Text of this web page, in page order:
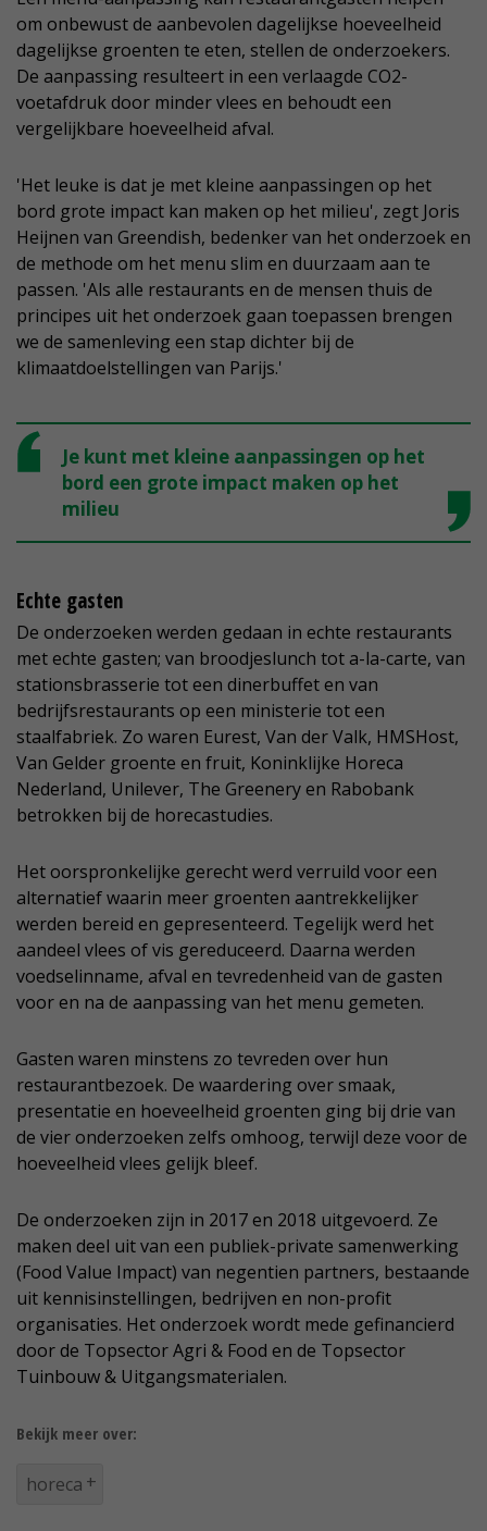
om onbewust de aanbevolen dagelijkse hoeveelheid
dagelijkse groenten te eten, stellen de onderzoekers.
De aanpassing resulteert in een verlaagde CO2-
voetafdruk door minder vlees en behoudt een
vergelijkbare hoeveelheid afval.
'Het leuke is dat je met kleine aanpassingen op het
bord grote impact kan maken op het milieu', zegt Joris
Heijnen van Greendish, bedenker van het onderzoek en
de methode om het menu slim en duurzaam aan te
passen. 'Als alle restaurants en de mensen thuis de
principes uit het onderzoek gaan toepassen brengen
we de samenleving een stap dichter bij de
klimaatdoelstellingen van Parijs.'
Je kunt met kleine aanpassingen op het
bord een grote impact maken op het
milieu
Echte gasten
De onderzoeken werden gedaan in echte restaurants
met echte gasten; van broodjeslunch tot a-la-carte, van
stationsbrasserie tot een dinerbuffet en van
bedrijfsrestaurants op een ministerie tot een
staalfabriek. Zo waren Eurest, Van der Valk, HMSHost,
Van Gelder groente en fruit, Koninklijke Horeca
Nederland, Unilever, The Greenery en Rabobank
betrokken bij de horecastudies.
Het oorspronkelijke gerecht werd verruild voor een
alternatief waarin meer groenten aantrekkelijker
werden bereid en gepresenteerd. Tegelijk werd het
aandeel vlees of vis gereduceerd. Daarna werden
voedselinname, afval en tevredenheid van de gasten
voor en na de aanpassing van het menu gemeten.
Gasten waren minstens zo tevreden over hun
restaurantbezoek. De waardering over smaak,
presentatie en hoeveelheid groenten ging bij drie van
de vier onderzoeken zelfs omhoog, terwijl deze voor de
hoeveelheid vlees gelijk bleef.
De onderzoeken zijn in 2017 en 2018 uitgevoerd. Ze
maken deel uit van een publiek-private samenwerking
(Food Value Impact) van negentien partners, bestaande
uit kennisinstellingen, bedrijven en non-profit
organisaties. Het onderzoek wordt mede gefinancierd
door de Topsector Agri & Food en de Topsector
Tuinbouw & Uitgangsmaterialen.
Bekijk meer over:
horeca